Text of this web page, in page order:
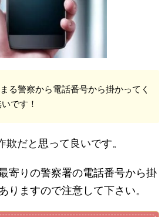
る警察から電話番号から掛かってく
です！
だと思って良いです。
寄りの警察署の電話番号から掛
りますので注意して下さい。